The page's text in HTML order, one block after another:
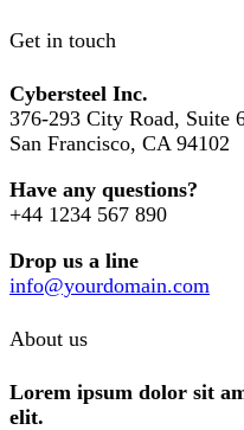
Get in touch
Cybersteel Inc.
376-293 City Road, Suite
San Francisco, CA 94102
Have any questions?
+44 1234 567 890
Drop us a line
info@yourdomain.com
About us
Lorem ipsum dolor sit
elit.